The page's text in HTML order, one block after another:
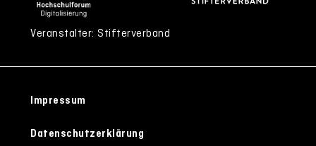
Veranstalter: Stifterverband
Impressum
Datenschutzerklärung